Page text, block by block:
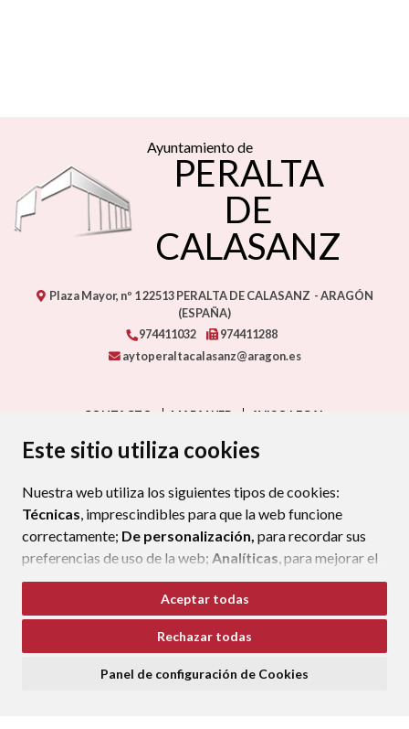
Este sitio utiliza cookies
Nuestra web utiliza los siguientes tipos de cookies:
Técnicas, imprescindibles para que la web funcione
correctamente; De personalización, para recordar sus
preferencias de uso de la web; Analíticas, para mejorar el
funcionamiento de la web y sus servicios.
Si acepta pulsando el botón“Aceptar todas”
consideramos que acepta su uso. Si pulsa el botón
ninguna acción, se guardarán las cookies técnicas
Aceptar todas
Rechazar todas
Panel de configuración de Cookies
Ayuntamiento de
PERALTA
DE
CALASANZ
Plaza Mayor, nº 122513 PERALTA DE CALASANZ - ARAGÓN
(ESPAÑA)
974411032
974411288
aytoperaltacalasanz@aragon.es
CONTACTO MAPA WEB
AVISO LEGAL
PROTECCIÓN DE DATOS
POLÍTICA DE COOKIES